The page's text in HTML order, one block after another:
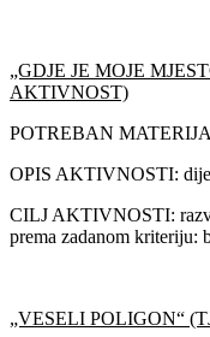
„GDJE JE MOJE
AKTIVNOST)
POTREBAN
OPIS AKTIVNOSTI:
CILJ AKTIVNOSTI:
prema zadanom kriteriju:
„VESELI POLIGON“